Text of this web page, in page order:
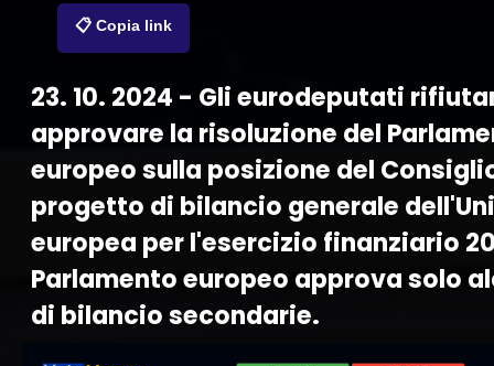
📋 Copia link
23. 10. 2024 - Gli eurodeputati
approvare la risoluzione del
europeo sulla posizione del
progetto di bilancio generale
europea per l'esercizio finanziario
Parlamento europeo approva solo
di bilancio secondarie.